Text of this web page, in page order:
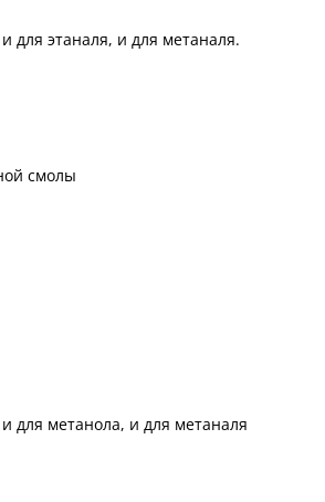
для этаналя, и для метаналя.
смолы
для метанола, и для метаналя